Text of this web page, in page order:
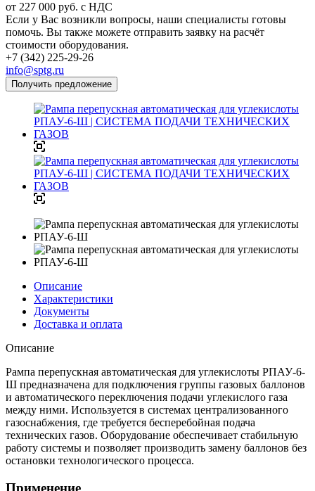
от 227 000 руб. с НДС
Если у Вас возникли вопросы, наши специалисты готовы
помочь. Вы также можете отправить заявку на расчёт
стоимости оборудования.
+7 (342) 225-29-26
info@sptg.ru
Получить предложение
Описание
Характеристики
Документы
Доставка и оплата
Описание
Рампа перепускная автоматическая для углекислоты РПАУ-6-
Ш предназначена для подключения группы газовых баллонов
и автоматического переключения подачи углекислого газа
между ними. Используется в системах централизованного
газоснабжения, где требуется бесперебойная подача
технических газов. Оборудование обеспечивает стабильную
работу системы и позволяет производить замену баллонов без
остановки технологического процесса.
Применение